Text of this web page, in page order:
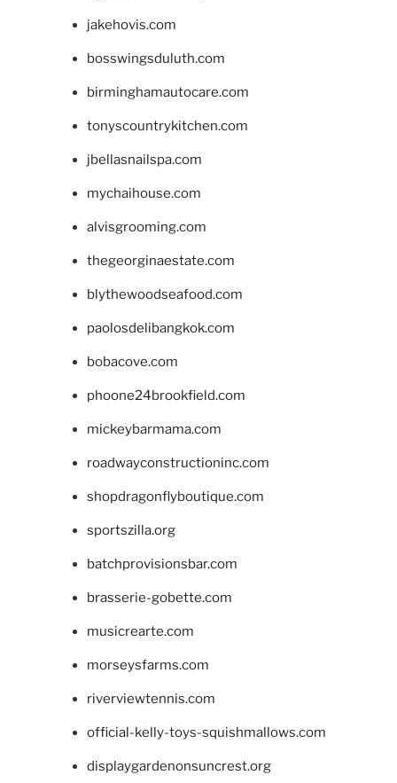
jakehovis.com
bosswingsduluth.com
birminghamautocare.com
tonyscountrykitchen.com
jbellasnailspa.com
mychaihouse.com
alvisgrooming.com
thegeorginaestate.com
blythewoodseafood.com
paolosdelibangkok.com
bobacove.com
phoone24brookfield.com
mickeybarmama.com
roadwayconstructioninc.com
shopdragonflyboutique.com
sportszilla.org
batchprovisionsbar.com
brasserie-gobette.com
musicrearte.com
morseysfarms.com
riverviewtennis.com
official-kelly-toys-squishmallows.com
displaygardenonsuncrest.org